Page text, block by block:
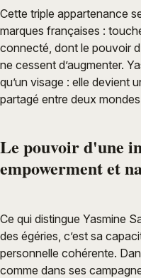
Cette triple appartenance
marques françaises :
connecté, dont le pouvoir
ne cessent d’augmenter.
qu’un visage : elle devient
partagé entre deux
Le pouvoir d'une
empowerment et
Ce qui distingue Yasmine
des égéries, c’est sa
personnelle cohérente.
comme dans ses